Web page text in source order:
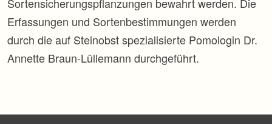
Sortensicherungspflanzungen bewahrt werden. Die
Erfassungen und Sortenbestimmungen werden
durch die auf Steinobst spezialisierte Pomologin Dr.
Annette Braun-Lüllemann durchgeführt.